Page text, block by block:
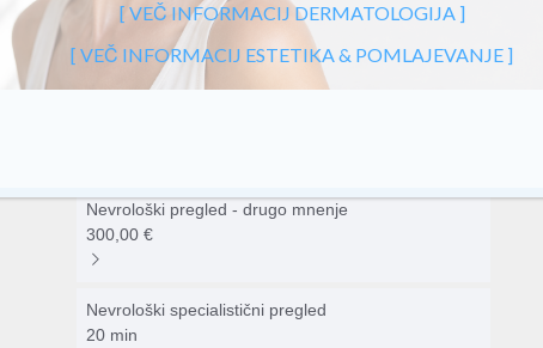
[ VEČ INFORMACIJ DERMATOLOGIJA ]
[ VEČ INFORMACIJ ESTETIKA & POMLAJEVANJE ]